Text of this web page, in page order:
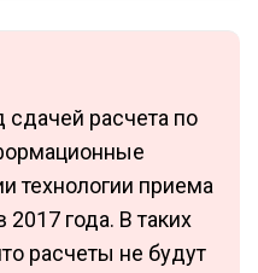
расчета по
технологии приема
2017 года. В таких
расчеты не будут